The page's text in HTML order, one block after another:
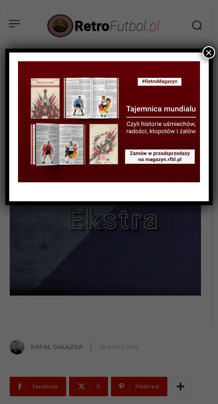
RETROFUTBOL EKSTRA
Naklejkowe imperium braci
Panini
RAFAŁ GAŁĄZKA 28 MAJA 2019
Facebook X Pinterest
×